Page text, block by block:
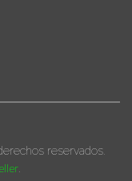
reservados.